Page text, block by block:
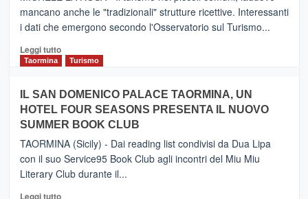
nuovo
collegamento
tra
e
Zanzibar
da
Neos
mancano anche le "tradizionali" strutture ricettive. Interessanti
i dati che emergono secondo l'Osservatorio sul Turismo...
Leggi tuttoLeggi
PIEDIMONTE
ETNEO
–
Meta
turistica
privilegiata
secondo
Taormina Turismo
IL SAN DOMENICO PALACE TAORMINA, UN
HOTEL FOUR SEASONS PRESENTA IL NUOVO
SUMMER BOOK CLUB
TAORMINA (Sicily) - Dai reading list condivisi da Dua Lipa
con il suo Service95 Book Club agli incontri del Miu Miu
Literary Club durante il...
Leggi